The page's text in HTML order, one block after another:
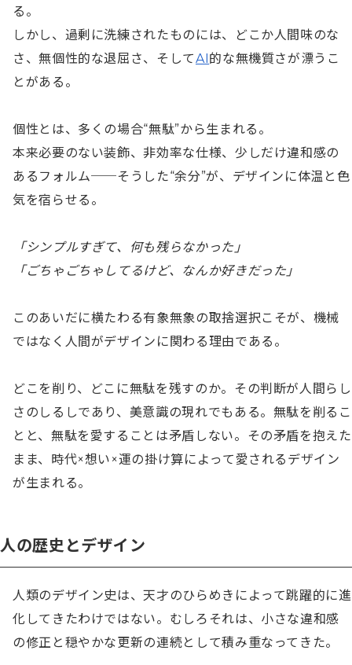
る。
しかし、過剰に洗練されたものには、どこか人間味のな
さ、無個性的な退屈さ、そしてAI 的な無機質さが漂うこ
とがある。
個性とは、多くの場合“無駄”から生まれる。
本来必要のない装飾、非効率な仕様、少しだけ違和感の
あるフォルム──そうした“余分”が、デザインに体温と色
気を宿らせる。
「シンプルすぎて、何も残らなかった」
「ごちゃごちゃしてるけど、なんか好きだった」
このあいだに横たわる有象無象の取捨選択こそが、機械
ではなく人間がデザインに関わる理由である。
どこを削り、どこに無駄を残すのか。その判断が人間らし
さのしるしであり、美意識の現れでもある。無駄を削るこ
とと、無駄を愛することは矛盾しない。その矛盾を抱えた
まま、時代×想い×運の掛け算によって愛されるデザイン
が生まれる。
人の歴史とデザイン
人類のデザイン史は、天才のひらめきによって跳躍的に進
化してきたわけではない。むしろそれは、小さな違和感
の修正と穏やかな更新の連続として積み重なってきた。